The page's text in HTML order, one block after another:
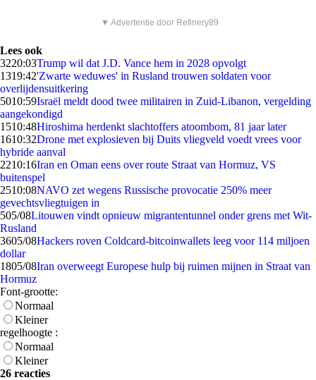
▼ Advertentie door Refinery89
Lees ook
3220:03Trump wil dat J.D. Vance hem in 2028 opvolgt
1319:42'Zwarte weduwes' in Rusland trouwen soldaten voor
overlijdensuitkering
5010:59Israël meldt dood twee militairen in Zuid-Libanon, vergelding
aangekondigd
1510:48Hiroshima herdenkt slachtoffers atoombom, 81 jaar later
1610:32Drone met explosieven bij Duits vliegveld voedt vrees voor
hybride aanval
2210:16Iran en Oman eens over route Straat van Hormuz, VS
buitenspel
2510:08NAVO zet wegens Russische provocatie 250% meer
gevechtsvliegtuigen in
505/08Litouwen vindt opnieuw migrantentunnel onder grens met Wit-
Rusland
3605/08Hackers roven Coldcard-bitcoinwallets leeg voor 114 miljoen
dollar
1805/08Iran overweegt Europese hulp bij ruimen mijnen in Straat van
Hormuz
Font-grootte:
Normaal
Kleiner
regelhoogte :
Normaal
Kleiner
26 reacties